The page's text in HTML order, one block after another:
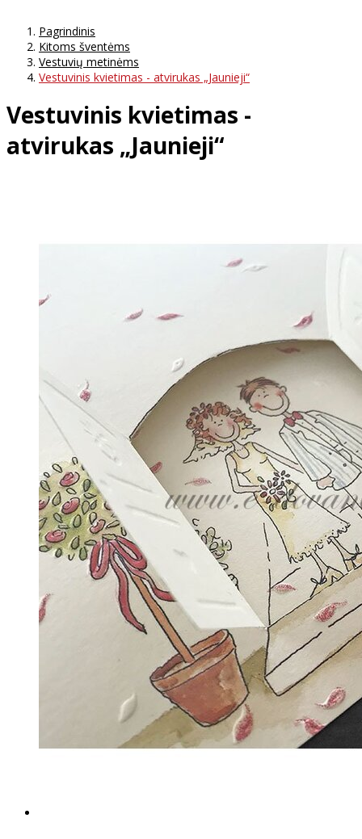
Pagrindinis
Kitoms šventėms
Vestuvių metinėms
Vestuvinis kvietimas - atvirukas „Jaunieji“
Vestuvinis kvietimas -
atvirukas „Jaunieji“